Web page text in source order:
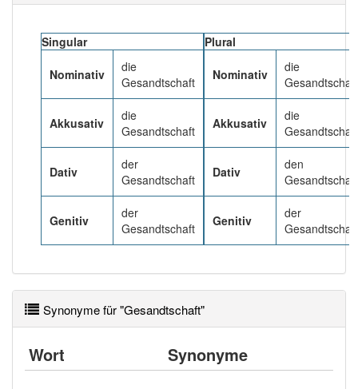
korrekt erraten.
Singular
Nominativ
die
Gesandtschaft
Akkusativ
die
Gesandtschaft
Dativ
der
Gesandtschaft
Genitiv
der
Gesandtschaft
Plural
Nominativ
die
Akkusativ
die
Dativ
den
Genitiv
der
Synonyme für "Gesandtschaft"
Wort Synonyme